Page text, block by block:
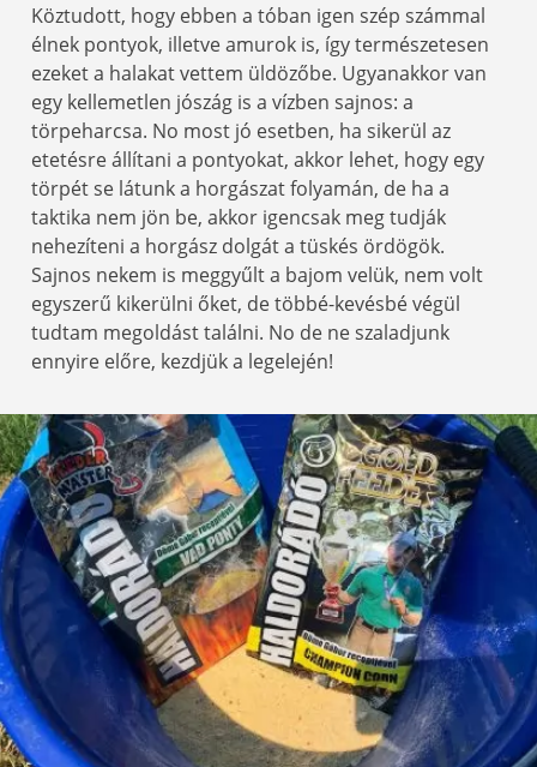
Köztudott, hogy ebben a tóban igen szép számmal
élnek pontyok, illetve amurok is, így természetesen
ezeket a halakat vettem üldözőbe. Ugyanakkor van
egy kellemetlen jószág is a vízben sajnos: a
törpeharcsa. No most jó esetben, ha sikerül az
etetésre állítani a pontyokat, akkor lehet, hogy egy
törpét se látunk a horgászat folyamán, de ha a
taktika nem jön be, akkor igencsak meg tudják
nehezíteni a horgász dolgát a tüskés ördögök.
Sajnos nekem is meggyűlt a bajom velük, nem volt
egyszerű kikerülni őket, de többé-kevésbé végül
tudtam megoldást találni. No de ne szaladjunk
ennyire előre, kezdjük a legelején!